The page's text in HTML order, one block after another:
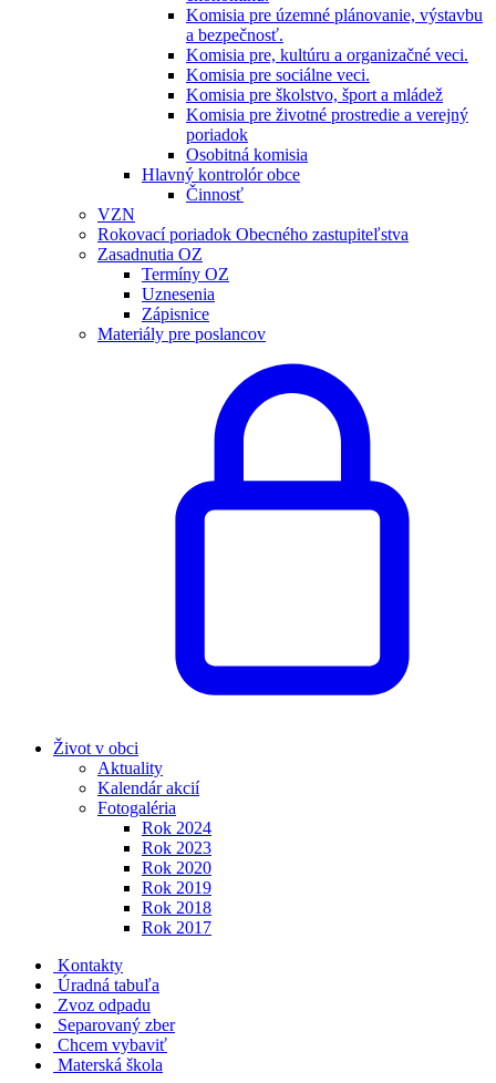
Komisia pre územné plánovanie, výstavbu
a bezpečnosť.
Komisia pre, kultúru a organizačné veci.
Komisia pre sociálne veci.
Komisia pre školstvo, šport a mládež
Komisia pre životné prostredie a verejný
poriadok
Osobitná komisia
Hlavný kontrolór obce
Činnosť
VZN
Rokovací poriadok Obecného zastupiteľstva
Zasadnutia OZ
Termíny OZ
Uznesenia
Zápisnice
Materiály pre poslancov
Život v obci
Aktuality
Kalendár akcií
Fotogaléria
Rok 2024
Rok 2023
Rok 2020
Rok 2019
Rok 2018
Rok 2017
Kontakty
Úradná tabuľa
Zvoz odpadu
Separovaný zber
Chcem vybaviť
Materská škola